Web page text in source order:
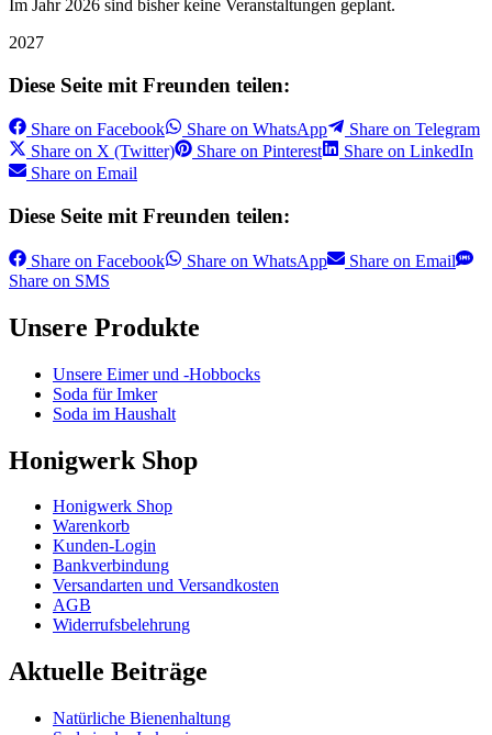
Im Jahr 2026 sind bisher keine Veranstaltungen geplant.
2027
Diese Seite mit Freunden teilen:
Share on Facebook Share on WhatsApp Share on Telegram
Share on X (Twitter) Share on Pinterest Share on LinkedIn
Share on Email
Diese Seite mit Freunden teilen:
Share on Facebook Share on WhatsApp Share on Email
Share on SMS
Unsere Produkte
Unsere Eimer und -Hobbocks
Soda für Imker
Soda im Haushalt
Honigwerk Shop
Honigwerk Shop
Warenkorb
Kunden-Login
Bankverbindung
Versandarten und Versandkosten
AGB
Widerrufsbelehrung
Aktuelle Beiträge
Natürliche Bienenhaltung